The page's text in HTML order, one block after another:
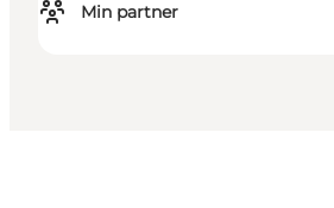
Min partner